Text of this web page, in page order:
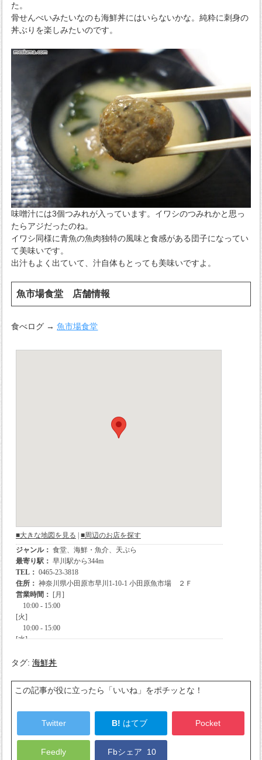
た。
骨せんべいみたいなのも海鮮丼にはいらないかな。純粋に刺身の
丼ぶりを楽しみたいのです。
味噌汁には3個つみれが入っています。イワシのつみれかと思っ
たらアジだったのね。
イワシ同様に青魚の魚肉独特の風味と食感がある団子になってい
て美味いです。
出汁もよく出ていて、汁自体もとっても美味いですよ。
魚市場食堂 店舗情報
食べログ →魚市場食堂
タグ:海鮮丼
この記事が役に立ったら「いいね」をポチッとな！
Twitter B! はてブ Pocket
Feedly Fbシェア 10